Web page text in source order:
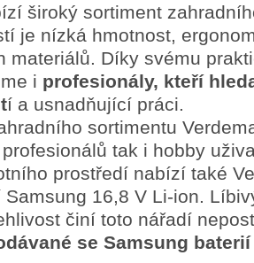
široký sortiment
je nízká hmotnost,
materiálů. Díky svému
i profesionály, kteří
í a usnadňující práci.
sortimentu
tak i hobby
prostředí nabízí také
16,8 V Li-ion.
činí toto nářadí
se Samsung